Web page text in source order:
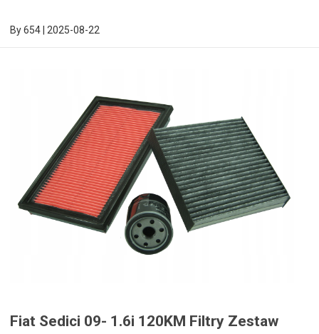
By654 2025-08-22
Fiat Sedici 09- 1.6i 120KM Filtry Zestaw